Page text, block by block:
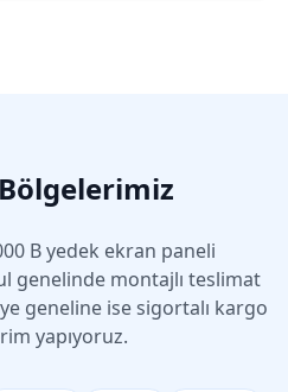
Byedek ekran paneli
genelinde montajlı teslimat
geneline ise sigortalı kargo
yapıyoruz.